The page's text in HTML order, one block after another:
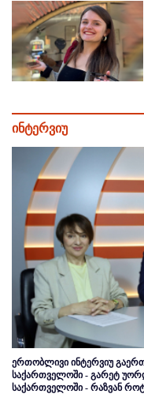
ინტერვიუ
ერთობლივი ინტერვიუ
საქართველოში - გარეტ
საქართველოში - რაზვან